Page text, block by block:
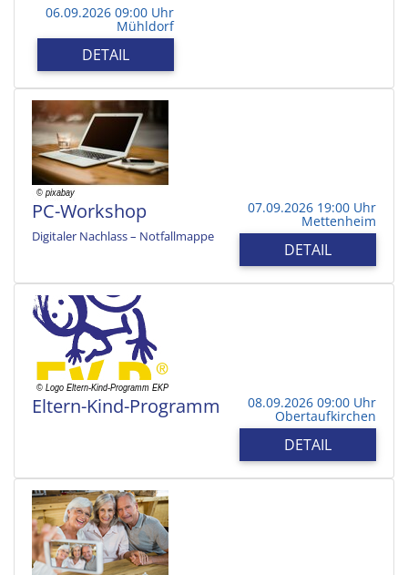
06.09.2026 09:00 Uhr
Mühldorf
DETAIL
PC-Workshop
Digitaler Nachlass – Notfallmappe
07.09.2026 19:00 Uhr
Mettenheim
DETAIL
Eltern-Kind-Programm 08.09.2026 09:00 Uhr
Obertaufkirchen
DETAIL